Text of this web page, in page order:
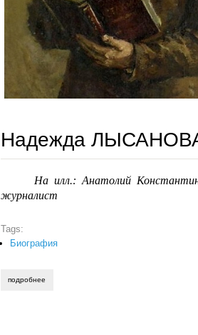
Надежда
На илл.: Анатолий
журналист
Tags:
Биография
подробнее